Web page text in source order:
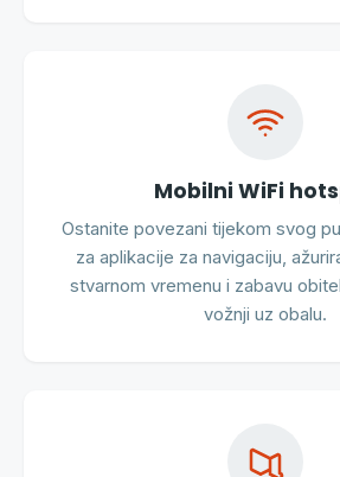
Mobilni WiFi
Ostanite povezani tijekom svog
za aplikacije za navigaciju,
stvarnom vremenu i zabavu
vožnji uz obalu.